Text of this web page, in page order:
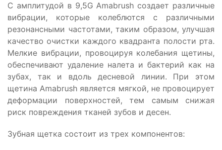
С амплитудой в 9,5G Amabrush создает различные
вибрации, которые колеблются с различными
резонансными частотами, таким образом, улучшая
качество очистки каждого квадранта полости рта.
Мелкие вибрации, провоцируя колебания щетины,
обеспечивают удаление налета и бактерий как на
зубах, так и вдоль десневой линии. При этом
щетина Amabrush является мягкой, не провоцирует
деформации поверхностей, тем самым снижая
риск повреждения тканей зубов и десен.
Зубная щетка состоит из трех компонентов: